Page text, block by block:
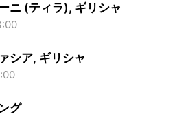
ニ (ティラ), ギリシャ
シア, ギリシャ
グ